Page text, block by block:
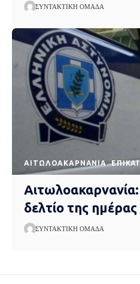
ΣΥΝΤΑΚΤΙΚΉ ΟΜΆΔΑ
AΙΤΩΛΟΑΚΑΡΝΑΝΊΑ
δελτίο της
ΣΥΝΤΑΚΤΙΚΉ ΟΜΆΔΑ